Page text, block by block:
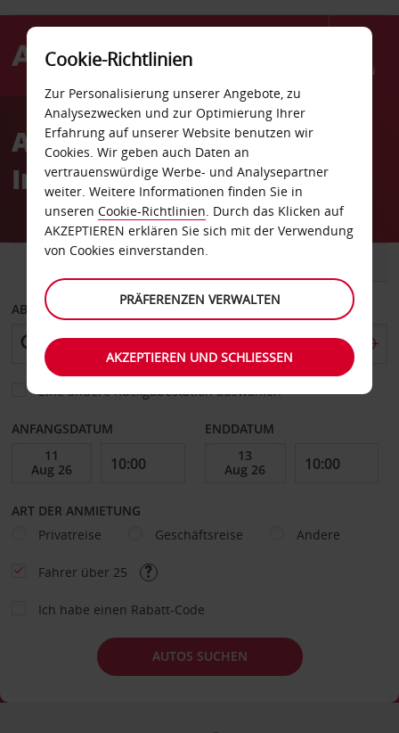
Menü
AvisAutovermietung Bahrain
Internationaler Flughafen
ABHOLEN VON
Eine andere Rückgabestation auswählen
ANFANGSDATUM ENDDATUM
ART DER ANMIETUNG
Privatreise
Geschäftsreise Andere
Fahrer über 25
Ich habe einen Rabatt-Code
AUTOS SUCHEN
Cookie-Richtlinien
Zur Personalisierung unserer Angebote, zu
Analysezwecken und zur Optimierung Ihrer
Erfahrung auf unserer Website benutzen wir
Cookies. Wir geben auch Daten an
vertrauenswürdige Werbe- und Analysepartner
weiter. Weitere Informationen finden Sie in
unseren Cookie-Richtlinien. Durch das Klicken auf
AKZEPTIEREN erklären Sie sich mit der Verwendung
von Cookies einverstanden.
PRÄFERENZEN VERWALTEN
AKZEPTIEREN UND SCHLIESSEN